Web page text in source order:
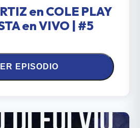
en COLE PLAY
en VIVO | #5
EPISODIO